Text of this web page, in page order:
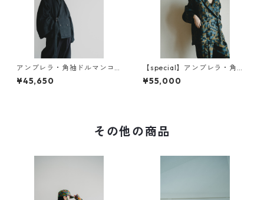
アンブレラ・角袖ドルマンコ
ート
¥45,650
【special】アンブレラ・角袖
ドルマンコート オリジナル
素材
¥55,000
その他の商品